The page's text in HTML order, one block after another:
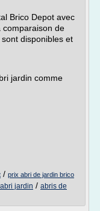
Brico Depot avec
comparaison de
disponibles et
jardin comme
/ prix abri de jardin brico
jardin / abris de